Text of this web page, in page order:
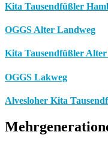
Kita Tausendfüßler
OGGS Alter Landweg
Kita Tausendfüßler
OGGS Lakweg
Alvesloher Kita